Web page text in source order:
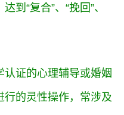
到“复合”、“挽回”、
证的心理辅导或婚姻
行的灵性操作，常涉及